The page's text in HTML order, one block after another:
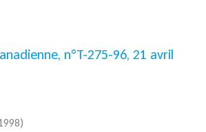
n°T-275-96, 21 avril